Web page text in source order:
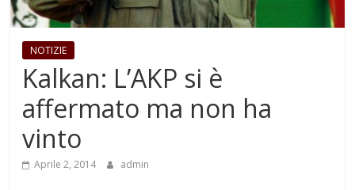
NOTIZIE
Kalkan: L’AKP si è
affermato ma non ha
vinto
Aprile 2, 2014 admin